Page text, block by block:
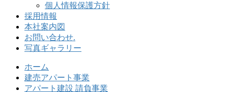
個人情報保護方針
採用情報
本社案内図
お問い合わせ.
写真ギャラリー
ホーム
建売アパート事業
アパート建設 請負事業